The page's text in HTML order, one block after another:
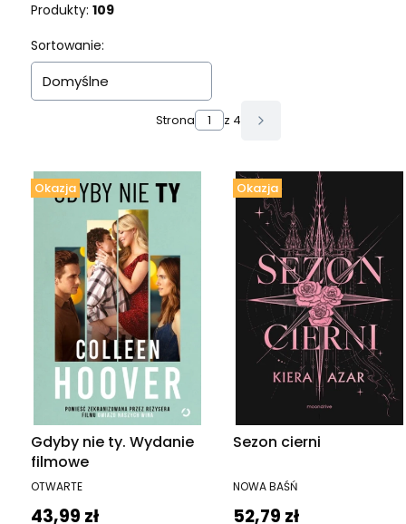
Produkty: 109
Lista produktów
Sortowanie:
Domyślne
Strona z 4 Następne produkty
Okazja
Gdyby nie ty. Wydanie
filmowe
PRODUCENT
OTWARTE
Cena promocyjna
43,99 zł
Okazja
Sezon cierni
PRODUCENT
NOWA BAŚŃ
Cena promocyjna
52,79 zł